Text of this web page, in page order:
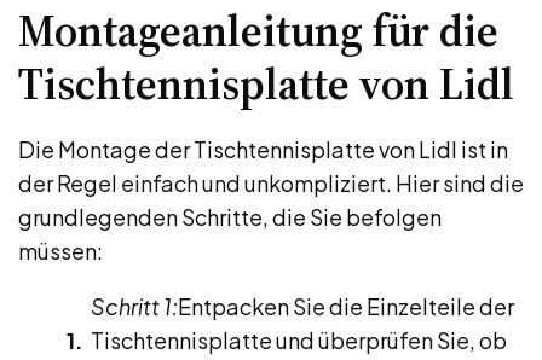
Montageanleitung für die
Tischtennisplatte von Lidl
Die Montage der Tischtennisplatte von Lidl ist in
der Regel einfach und unkompliziert. Hier sind die
grundlegenden Schritte, die Sie befolgen
müssen:
Schritt 1:Entpacken Sie die Einzelteile der
Tischtennisplatte und überprüfen Sie, ob